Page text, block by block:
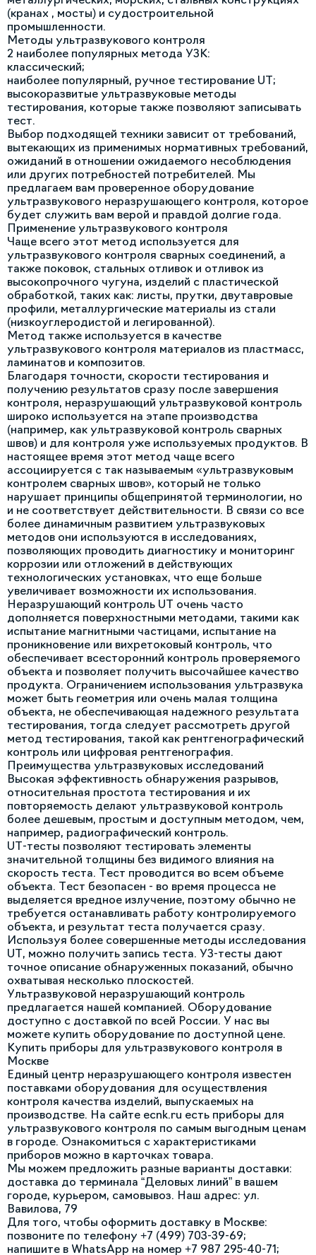
(кранах , мосты) и судостроительной
промышленности.
Методы ультразвукового контроля
2 наиболее популярных метода УЗК:
классический;
наиболее популярный, ручное тестирование UT;
высокоразвитые ультразвуковые методы
тестирования, которые также позволяют записывать
тест.
Выбор подходящей техники зависит от требований,
вытекающих из применимых нормативных требований,
ожиданий в отношении ожидаемого несоблюдения
или других потребностей потребителей. Мы
предлагаем вам проверенное оборудование
ультразвукового неразрушающего контроля, которое
будет служить вам верой и правдой долгие года.
Применение ультразвукового контроля
Чаще всего этот метод используется для
ультразвукового контроля сварных соединений, а
также поковок, стальных отливок и отливок из
высокопрочного чугуна, изделий с пластической
обработкой, таких как: листы, прутки, двутавровые
профили, металлургические материалы из стали
(низкоуглеродистой и легированной).
Метод также используется в качестве
ультразвукового контроля материалов из пластмасс,
ламинатов и композитов.
Благодаря точности, скорости тестирования и
получению результатов сразу после завершения
контроля, неразрушающий ультразвуковой контроль
широко используется на этапе производства
(например, как ультразвуковой контроль сварных
швов) и для контроля уже используемых продуктов. В
настоящее время этот метод чаще всего
ассоциируется с так называемым «ультразвуковым
контролем сварных швов», который не только
нарушает принципы общепринятой терминологии, но
и не соответствует действительности. В связи со все
более динамичным развитием ультразвуковых
методов они используются в исследованиях,
позволяющих проводить диагностику и мониторинг
коррозии или отложений в действующих
технологических установках, что еще больше
увеличивает возможности их использования.
Неразрушающий контроль UT очень часто
дополняется поверхностными методами, такими как
испытание магнитными частицами, испытание на
проникновение или вихретоковый контроль, что
обеспечивает всесторонний контроль проверяемого
объекта и позволяет получить высочайшее качество
продукта. Ограничением использования ультразвука
может быть геометрия или очень малая толщина
объекта, не обеспечивающая надежного результата
тестирования, тогда следует рассмотреть другой
метод тестирования, такой как рентгенографический
контроль или цифровая рентгенография.
Преимущества ультразвуковых исследований
Высокая эффективность обнаружения разрывов,
относительная простота тестирования и их
повторяемость делают ультразвуковой контроль
более дешевым, простым и доступным методом, чем,
например, радиографический контроль.
UT-тесты позволяют тестировать элементы
значительной толщины без видимого влияния на
скорость теста. Тест проводится во всем объеме
объекта. Тест безопасен - во время процесса не
выделяется вредное излучение, поэтому обычно не
требуется останавливать работу контролируемого
объекта, и результат теста получается сразу.
Используя более совершенные методы исследования
UT, можно получить запись теста. УЗ-тесты дают
точное описание обнаруженных показаний, обычно
охватывая несколько плоскостей.
Ультразвуковой неразрушающий контроль
предлагается нашей компанией. Оборудование
доступно с доставкой по всей России. У нас вы
можете купить оборудование по доступной цене.
Купить приборы для ультразвукового контроля в
Москве
Единый центр неразрушающего контроля известен
поставками оборудования для осуществления
контроля качества изделий, выпускаемых на
производстве. На сайте ecnk.ru есть приборы для
ультразвукового контроля по самым выгодным ценам
в городе. Ознакомиться с характеристиками
приборов можно в карточках товара.
Мы можем предложить разные варианты доставки:
доставка до терминала “Деловых линий” в вашем
городе, курьером, самовывоз. Наш адрес: ул.
Вавилова, 79
Для того, чтобы оформить доставку в Москве:
позвоните по телефону +7 (499) 703-39-69;
напишите в WhatsApp на номер +7 987 295-40-71;